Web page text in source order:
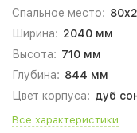
Спальное место:
Ширина: 2040 мм
Высота: 710 мм
Глубина: 844 мм
Цвет корпуса: дуб
Все характеристики